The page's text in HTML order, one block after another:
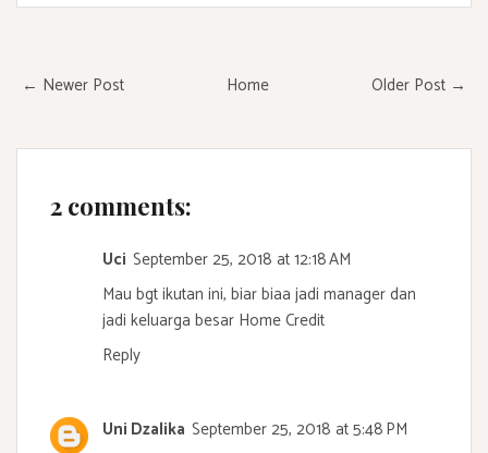
← Newer Post Older Post →
Home
2 comments:
Uci September 25, 2018 at 12:18 AM
Mau bgt ikutan ini, biar biaa jadi manager dan
jadi keluarga besar Home Credit
Reply
Uni Dzalika September 25, 2018 at 5:48 PM